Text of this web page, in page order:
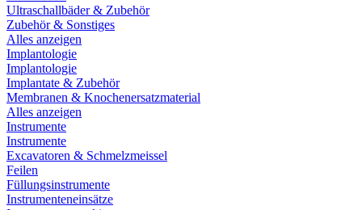
Ultraschallbäder & Zubehör
Zubehör & Sonstiges
Alles anzeigen
Implantologie
Implantologie
Implantate & Zubehör
Membranen & Knochenersatzmaterial
Alles anzeigen
Instrumente
Instrumente
Excavatoren & Schmelzmeissel
Feilen
Füllungsinstrumente
Instrumenteneinsätze